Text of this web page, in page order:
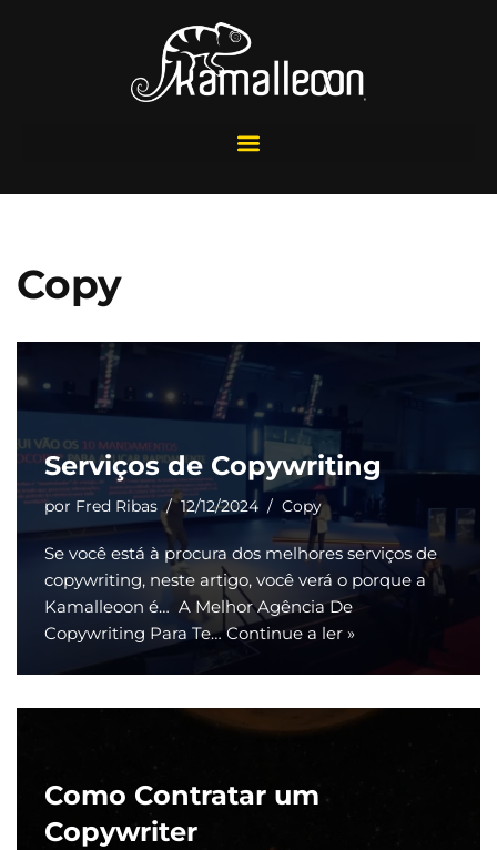
Copy
Serviços de Copywriting
por Fred Ribas 12/12/2024 Copy
Se você está à procura dos melhores serviços de
copywriting, neste artigo, você verá o porque a
Kamalleoon é… A Melhor Agência De
Copywriting Para Te…Continue a ler »
Como Contratar um
Copywriter